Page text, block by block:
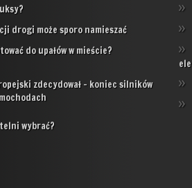
drogi może sporo namieszać
do upałów w mieście?
zdecydował – koniec silników
wybrać?